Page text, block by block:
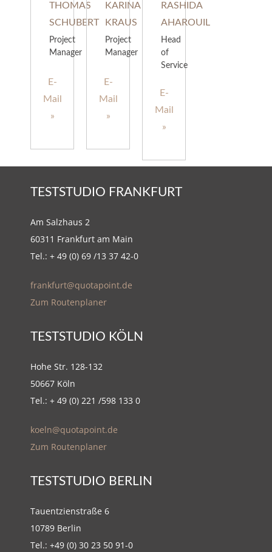
THOMAS
SCHUBERT
Project
Manager
E-
Mail
»
KARINA
KRAUS
Project
Manager
E-
Mail
»
RASHIDA
AHAROUIL
Head
of
Service
E-
Mail
»
TESTSTUDIO FRANKFURT
Am Salzhaus 2
60311 Frankfurt am Main
Tel.: + 49 (0) 69 /13 37 42-0
frankfurt@quotapoint.de
Zum Routenplaner
TESTSTUDIO KÖLN
Hohe Str. 128-132
50667 Köln
Tel.: + 49 (0) 221 /598 133 0
koeln@quotapoint.de
Zum Routenplaner
TESTSTUDIO BERLIN
Tauentzienstraße 6
10789 Berlin
Tel.: +49 (0) 30 23 50 91-0